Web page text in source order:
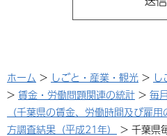
ホーム > しごと・産業・観光 >
> 賃金・労働問題関連の統計 > 毎
（千葉県の賃金、労働時間及び雇用
方調査結果（平成21年）
> 千葉県